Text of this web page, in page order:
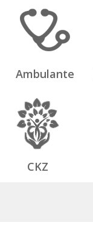
Ambulante
CKZ